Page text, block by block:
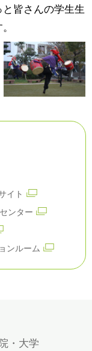
皆さんの学生生
イト
ンター
ンルーム
・大学